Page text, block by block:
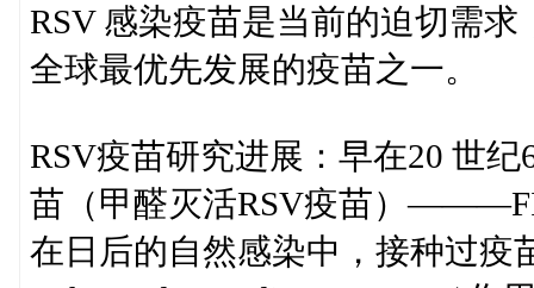
RSV 感染疫苗是当前的迫切需
全球最优先发展的疫苗之一。
RSV疫苗研究进展：早在20 世
苗（甲醛灭活RSV疫苗）
在日后的自然感染中，接种过疫